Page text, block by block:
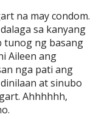
na may condom.
sa kanyang
tunog ng basang
Aileen ang
nga pati ang
at sinubo
Ahhhhhh,